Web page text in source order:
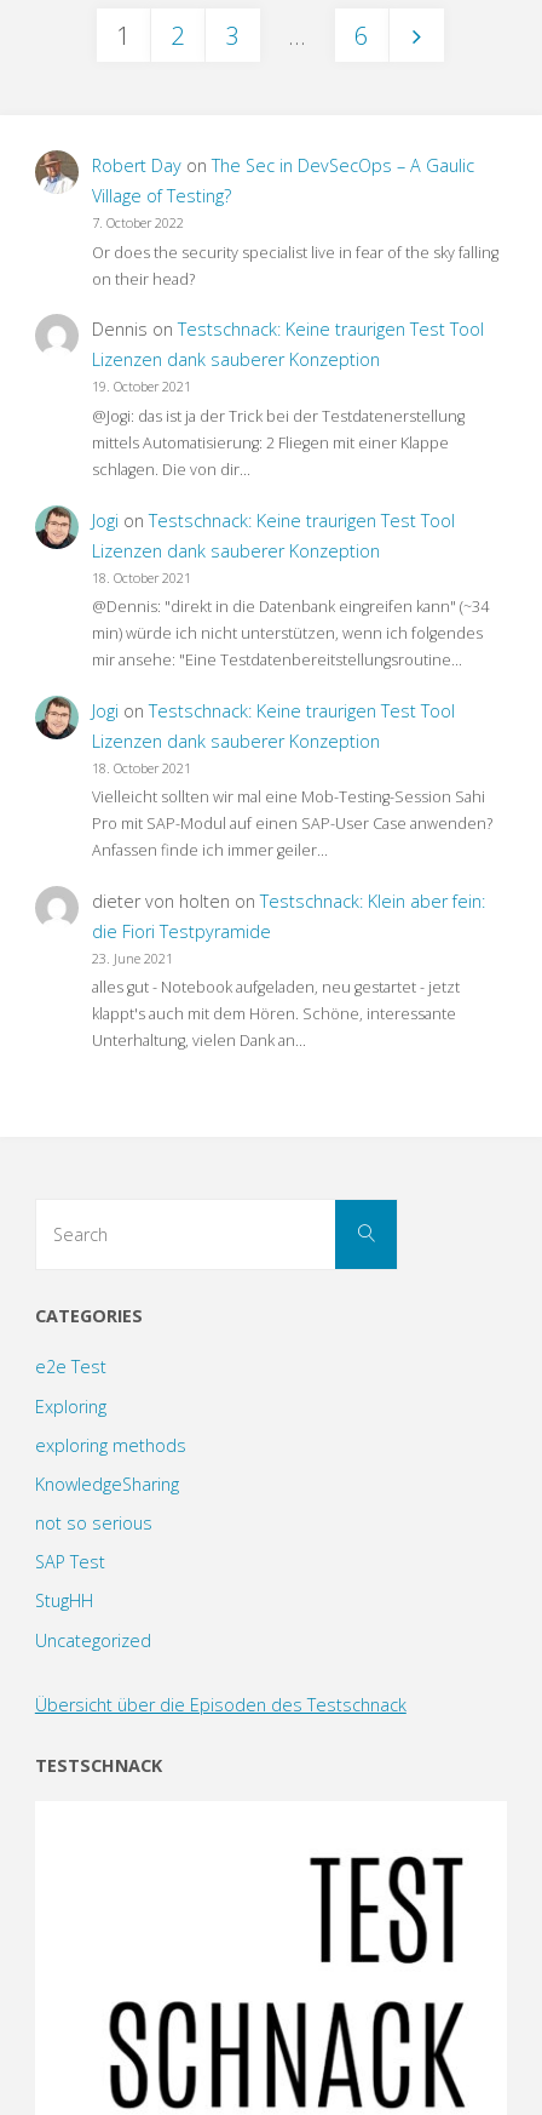
Tipps
Testautomation"
1 2 3 … 6
Robert DayonThe Sec in DevSecOps – A Gaulic
Village of Testing?
7. October 2022
Or does the security specialist live in fear of the sky falling
on their head?
Dennis onTestschnack: Keine traurigen Test Tool
Lizenzen dank sauberer Konzeption
19. October 2021
@Jogi: das ist ja der Trick bei der Testdatenerstellung
mittels Automatisierung: 2 Fliegen mit einer Klappe
schlagen. Die von dir…
Jogi onTestschnack: Keine traurigen Test Tool
Lizenzen dank sauberer Konzeption
18. October 2021
@Dennis: "direkt in die Datenbank eingreifen kann" (~34
min) würde ich nicht unterstützen, wenn ich folgendes
mir ansehe: "Eine Testdatenbereitstellungsroutine…
Jogi onTestschnack: Keine traurigen Test Tool
Lizenzen dank sauberer Konzeption
18. October 2021
Vielleicht sollten wir mal eine Mob-Testing-Session Sahi
Pro mit SAP-Modul auf einen SAP-User Case anwenden?
Anfassen finde ich immer geiler…
dieter von holten onTestschnack: Klein aber fein:
die Fiori Testpyramide
23. June 2021
alles gut - Notebook aufgeladen, neu gestartet - jetzt
klappt's auch mit dem Hören. Schöne, interessante
Unterhaltung, vielen Dank an…
Search
CATEGORIES
e2e Test
Exploring
exploring methods
KnowledgeSharing
not so serious
SAP Test
StugHH
Uncategorized
Übersicht über die Episoden des Testschnack
TESTSCHNACK